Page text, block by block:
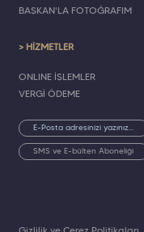
BAŞKAN'LA FOTOĞRAFIM
> HİZMETLER
ONLINE İŞLEMLER
VERGİ ÖDEME
SMS ve E-bülten Aboneliği